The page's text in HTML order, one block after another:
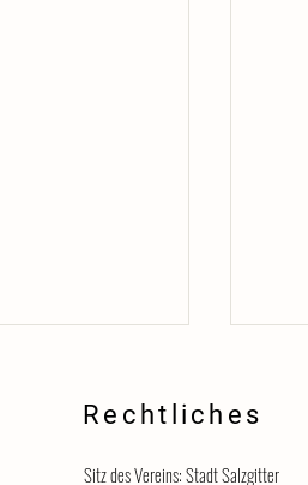
Rechtliches
Sitz des Vereins: Stadt Salzgitter